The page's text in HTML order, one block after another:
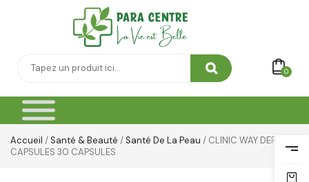
0
Accueil /Santé & Beauté /Santé De La Peau / CLINIC WAY DERMO-
CAPSULES 30 CAPSULES